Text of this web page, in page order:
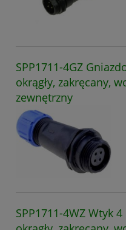
SPP1711-4GZ
okrągły, zakręcany,
zewnętrzny
SPP1711-4WZ Wtyk